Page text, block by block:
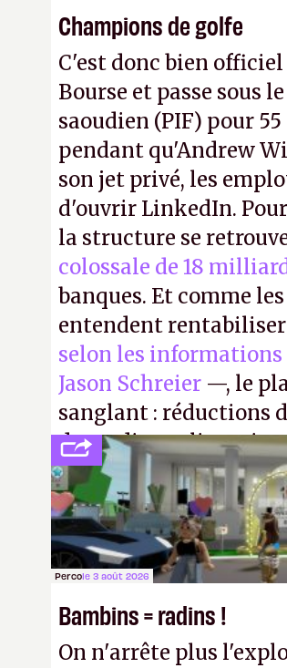
Champions de golfe
C'est donc bien
Bourse et passe sous
saoudien (PIF) pour
pendant qu'Andrew
son jet privé, les
d'ouvrir LinkedIn.
la structure se
colossale de 18
banques. Et comme
entendent
selon les
Jason Schreier —, le
sanglant : réductions
de studios et
FCet Battlefield, puis
Percole 3 août 2026
Bambins = radins !
On n'arrête plus